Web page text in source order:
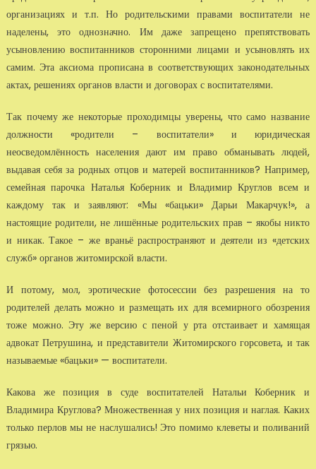
организациях и т.п. Но родительскими правами воспитатели не
наделены, это однозначно. Им даже запрещено препятствовать
усыновлению воспитанников сторонними лицами и усыновлять их
самим. Эта аксиома прописана в соответствующих законодательных
актах, решениях органов власти и договорах с воспитателями.
Так почему же некоторые проходимцы уверены, что само название
должности «родители – воспитатели» и юридическая
неосведомлённость населения дают им право обманывать людей,
выдавая себя за родных отцов и матерей воспитанников? Например,
семейная парочка Наталья Коберник и Владимир Круглов всем и
каждому так и заявляют: «Мы «бацьки» Дарьи Макарчук!», а
настоящие родители, не лишённые родительских прав – якобы никто
и никак. Такое – же враньё распространяют и деятели из «детских
служб» органов житомирской власти.
И потому, мол, эротические фотосессии без разрешения на то
родителей делать можно и размещать их для всемирного обозрения
тоже можно. Эту же версию с пеной у рта отстаивает и хамящая
адвокат Петрушина, и представители Житомирского горсовета, и так
называемые «бацьки» — воспитатели.
Какова же позиция в суде воспитателей Натальи Коберник и
Владимира Круглова? Множественная у них позиция и наглая. Каких
только перлов мы не наслушались! Это помимо клеветы и поливаний
грязью.